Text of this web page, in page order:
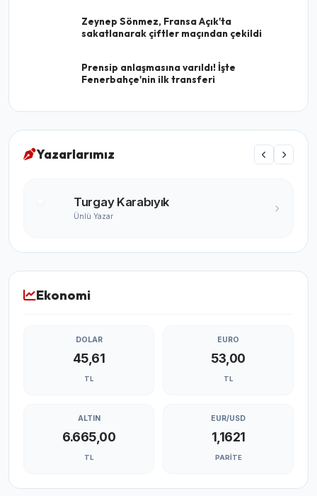
Zeynep Sönmez, Fransa Açık'ta
sakatlanarak çiftler maçından çekildi
Prensip anlaşmasına varıldı! İşte
Fenerbahçe'nin ilk transferi
Yazarlarımız
Turgay Karabıyık
Ünlü Yazar
Ekonomi
DOLAR
45,61
TL
EURO
53,00
TL
ALTIN
6.665,00
TL
EUR/USD
1,1621
PARITE